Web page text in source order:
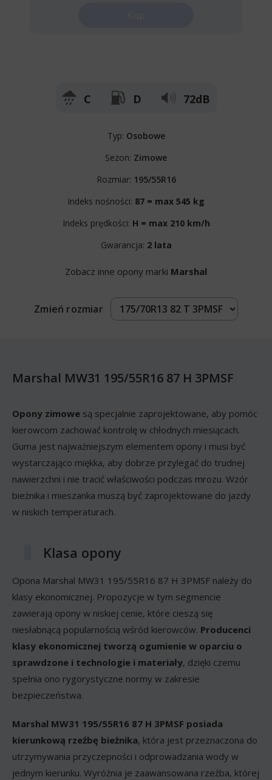
C D 72dB
Typ: Osobowe
Sezon: Zimowe
Rozmiar: 195/55R16
Indeks nośności: 87 = max 545 kg
Indeks prędkości: H = max 210 km/h
Gwarancja: 2 lata
Zobacz inne opony marki Marshal
Zmień rozmiar
Marshal MW31 195/55R16 87 H 3PMSF
Opony zimowe są specjalnie zaprojektowane, aby pomóc
kierowcom zachować kontrolę w chłodnych miesiącach.
Guma jest najważniejszym elementem opony i musi być
wystarczająco miękka, aby dobrze przylegać do trudnej
nawierzchni i nie tracić właściwości podczas mrozu. Wzór
bieżnika i mieszanka muszą być zaprojektowane do jazdy
w niskich temperaturach.
Klasa opony
Opona Marshal MW31 195/55R16 87 H 3PMSF należy do
klasy ekonomicznej. Propozycje w tym segmencie
zawierają opony w niskiej cenie, które cieszą się
niesłabnącą popularnością wśród kierowców. Producenci
klasy ekonomicznej tworzą ogumienie w oparciu o
sprawdzone i technologie i materiały, dzięki czemu
spełnia ono rygorystyczne normy w zakresie
bezpieczeństwa.
Marshal MW31 195/55R16 87 H 3PMSF posiada
kierunkową rzeźbę bieżnika, która jest przeznaczona do
utrzymywania przyczepności i odprowadzania wody w
jednym kierunku. Wyróżnia je zaawansowana rzeźba, której